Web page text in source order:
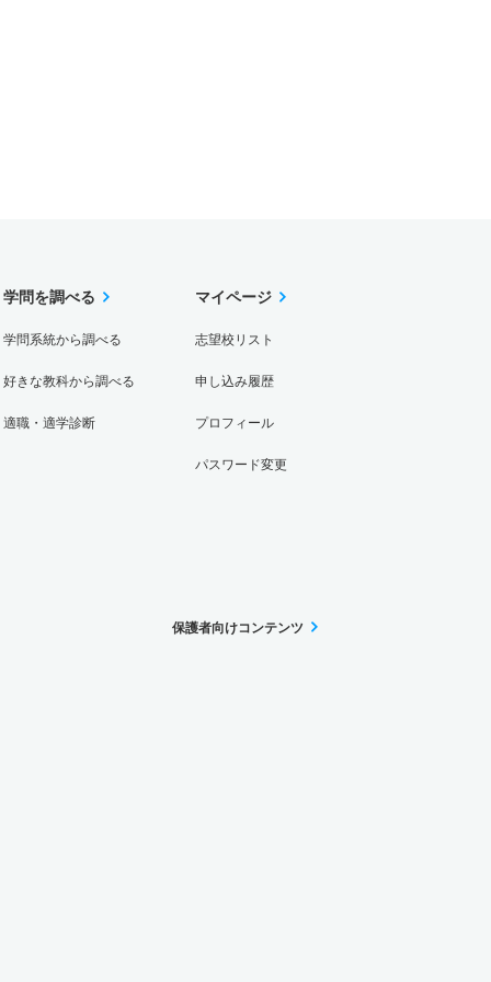
学問を調べる
学問系統から調べる
好きな教科から調べる
適職・適学診断
マイページ
志望校リスト
申し込み履歴
プロフィール
パスワード変更
保護者向けコンテンツ